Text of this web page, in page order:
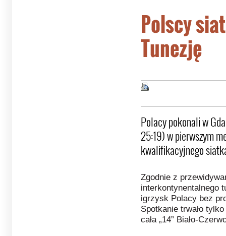
Polscy
Tunezję
Polacy pokonali w
25:19) w pierwszym
kwalifikacyjnego
Zgodnie z
interkontynentalnego
igrzysk Polacy bez
Spotkanie trwało
cała „14” Biało-